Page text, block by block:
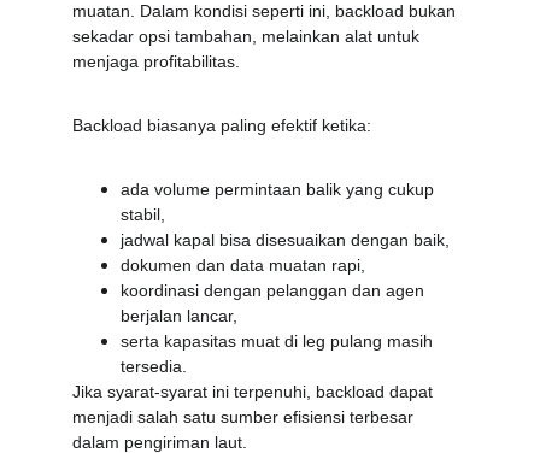
muatan. Dalam kondisi seperti ini, backload bukan
sekadar opsi tambahan, melainkan alat untuk
menjaga profitabilitas.
Backload biasanya paling efektif ketika:
ada volume permintaan balik yang cukup
stabil,
jadwal kapal bisa disesuaikan dengan baik,
dokumen dan data muatan rapi,
koordinasi dengan pelanggan dan agen
berjalan lancar,
serta kapasitas muat di leg pulang masih
tersedia.
Jika syarat-syarat ini terpenuhi, backload dapat
menjadi salah satu sumber efisiensi terbesar
dalam pengiriman laut.